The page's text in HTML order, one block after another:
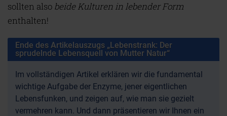
sollten also beide Kulturen in lebender Form
enthalten!
Ende des Artikelauszugs „Lebenstrank: Der
sprudelnde Lebensquell von Mutter Natur“
Im vollständigen Artikel erklären wir die fundamental
wichtige Aufgabe der Enzyme, jener eigentlichen
Lebensfunken, und zeigen auf, wie man sie gezielt
vermehren kann. Und dann präsentieren wir Ihnen ein